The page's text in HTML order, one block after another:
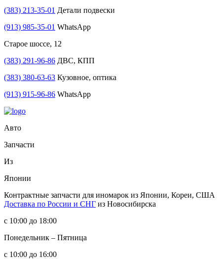
(383) 213-35-01 Детали подвески
(913) 985-35-01 WhatsApp
Старое шоссе, 12
(383) 291-96-86 ДВС, КПП
(383) 380-63-63 Кузовное, оптика
(913) 915-96-86 WhatsApp
Авто
Запчасти
Из
Японии
Контрактные запчасти для иномарок из Японии, Кореи, США
Доставка по России и СНГ из Новосибирска
с 10:00 до 18:00
Понедельник – Пятница
с 10:00 до 16:00